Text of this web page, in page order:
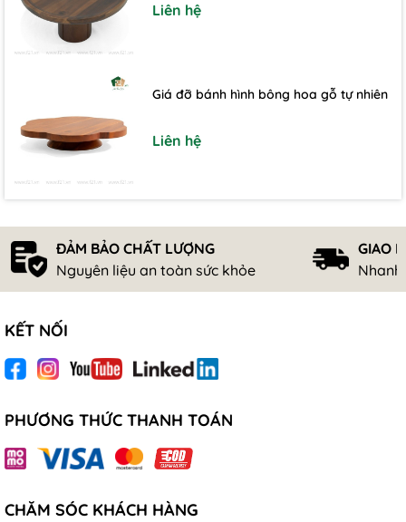
Liên hệ
Giá đỡ bánh hình bông hoa gỗ tự nhiên
Liên hệ
ĐẢM BẢO CHẤT LƯỢNG
Nguyên liệu an toàn sức khỏe
GIAO
KẾT NỐI
PHƯƠNG THỨC THANH TOÁN
CHĂM SÓC KHÁCH HÀNG